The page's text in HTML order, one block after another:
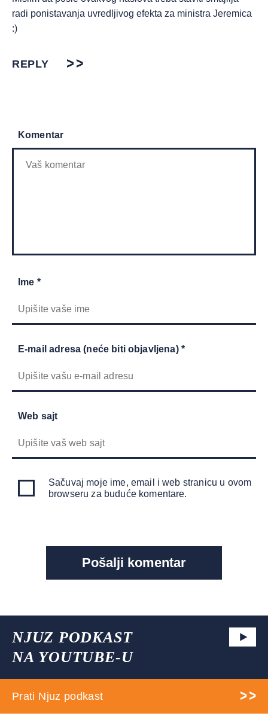
radi ponistavanja uvredljivog efekta za ministra Jeremica
:)
REPLY
Komentar
Ime *
E-mail adresa (neće biti objavljena) *
Web sajt
Sačuvaj moje ime, email i web stranicu u ovom
browseru za buduće komentare.
NJUZ PODKAST
NA YOUTUBE-U
Prati Njuz podkast